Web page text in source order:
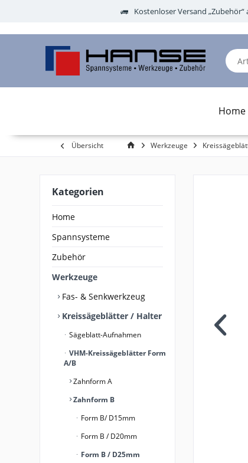
Kostenloser Versand „Zubehör“
Home
Übersicht Werkzeuge
Kategorien
Home
Spannsysteme
Zubehör
Werkzeuge
Fas- & Senkwerkzeug
Kreissägeblätter / Halter
Sägeblatt-Aufnahmen
VHM-Kreissägeblätter Form
A/B
Zahnform A
Zahnform B
Form B/ D15mm
Form B / D20mm
Form B / D25mm